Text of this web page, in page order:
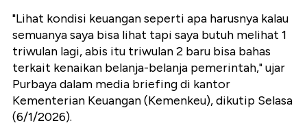
"Lihat kondisi keuangan seperti apa harusnya kalau
semuanya saya bisa lihat tapi saya butuh melihat 1
triwulan lagi, abis itu triwulan 2 baru bisa bahas
terkait kenaikan belanja-belanja pemerintah," ujar
Purbaya dalam media briefing di kantor
Kementerian Keuangan (Kemenkeu), dikutip Selasa
(6/1/2026).